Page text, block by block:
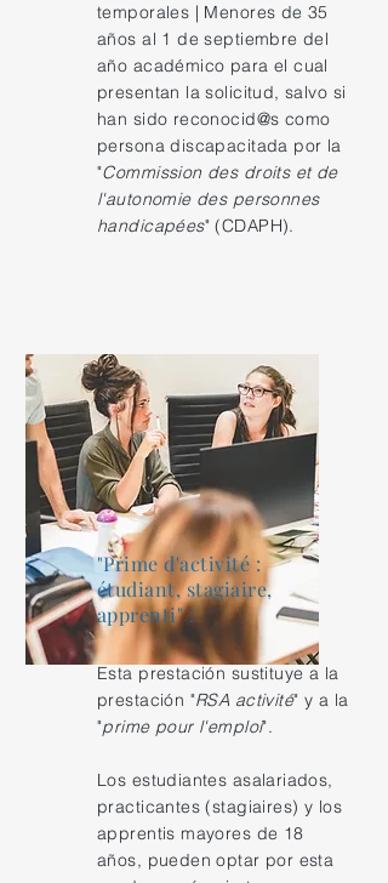
temporales | Menores de 35
años al 1 de septiembre del
año académico para el cual
presentan la solicitud, salvo si
han sido reconocid@s como
persona discapacitada por la
"Commission des droits et de
l'autonomie des personnes
handicapées" (CDAPH).
"Prime d'activité :
étudiant, stagiaire,
apprenti" :
Esta prestación sustituye a la
prestación "RSA activité" y a la
"prime pour l'emploi".
Los estudiantes asalariados,
practicantes (stagiaires) y los
apprentis mayores de 18
años, pueden optar por esta